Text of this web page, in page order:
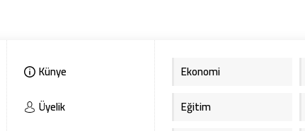
Künye
Üyelik
Ekonomi
Eğitim